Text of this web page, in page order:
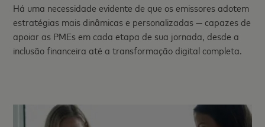
Há uma necessidade evidente de que os emissores adotem
estratégias mais dinâmicas e personalizadas — capazes de
apoiar as PMEs em cada etapa de sua jornada, desde a
inclusão financeira até a transformação digital completa.